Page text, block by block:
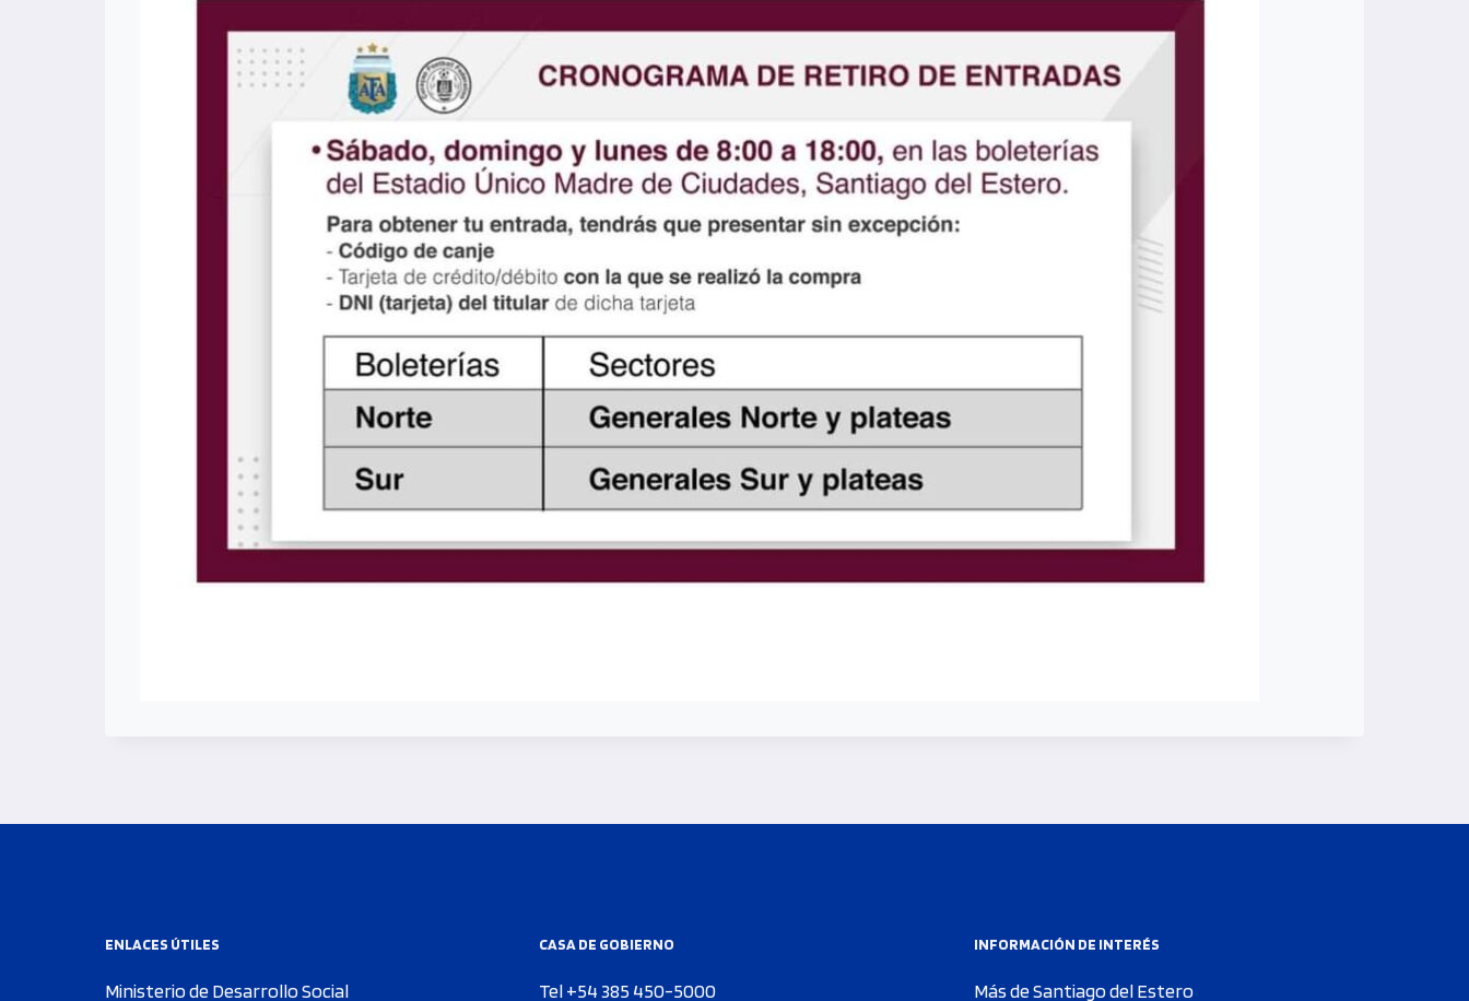
ENLACES ÚTILES
Ministerio de Desarrollo Social
CASA DE GOBIERNO
Tel +54 385 450-5000
INFORMACIÓN DE INTERÉS
Más de Santiago del Estero